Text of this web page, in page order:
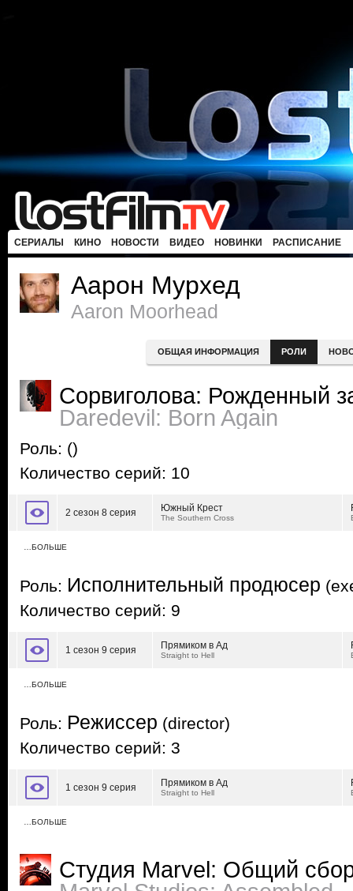
СЕРИАЛЫ КИНО НОВОСТИ ВИДЕО НОВИНКИ РАСПИСАНИЕ
Аарон Мурхед
Aaron Moorhead
ОБЩАЯ ИНФОРМАЦИЯ РОЛИ
Сорвиголова: Рожденный
Daredevil: Born Again
Роль: ()
Количество серий: 10
2 сезон 8 серия Южный Крест
The Southern Cross
…БОЛЬШЕ
Роль: Исполнительный продюсер
Количество серий: 9
1 сезон 9 серия Прямиком в Ад
Straight to Hell
…БОЛЬШЕ
Роль: Режиссер (director)
Количество серий: 3
1 сезон 9 серия Прямиком в Ад
Straight to Hell
…БОЛЬШЕ
Студия Marvel: Общий